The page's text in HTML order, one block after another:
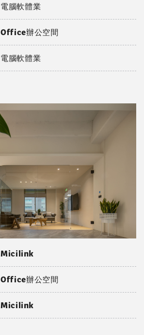
電腦軟體業
Office辦公空間
電腦軟體業
Micilink
Office辦公空間
Micilink